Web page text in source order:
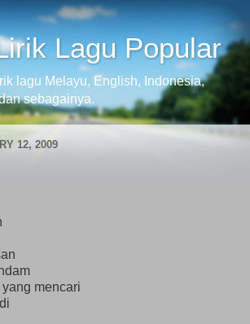
Lagu Popular
lagu Melayu, English, Indonesia,
sebagainya.
12, 2009
mencari